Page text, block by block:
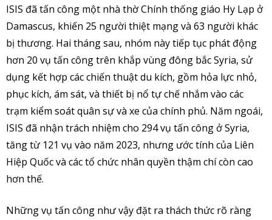
ISIS đã tấn công một nhà thờ Chính thống giáo Hy Lạp ở
Damascus, khiến 25 người thiệt mạng và 63 người khác
bị thương. Hai tháng sau, nhóm này tiếp tục phát động
hơn 20 vụ tấn công trên khắp vùng đông bắc Syria, sử
dụng kết hợp các chiến thuật du kích, gồm hỏa lực nhỏ,
phục kích, ám sát, và thiết bị nổ tự chế nhắm vào các
trạm kiểm soát quân sự và xe của chính phủ. Năm ngoái,
ISIS đã nhận trách nhiệm cho 294 vụ tấn công ở Syria,
tăng từ 121 vụ vào năm 2023, nhưng ước tính của Liên
Hiệp Quốc và các tổ chức nhân quyền thậm chí còn cao
hơn thế.
Những vụ tấn công như vậy đặt ra thách thức rõ ràng